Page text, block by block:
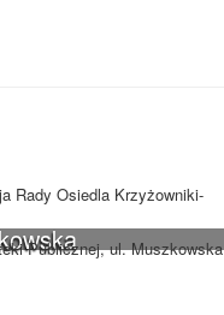
Rady Osiedla Krzyżowniki-
Publicznej, ul. Muszkowska